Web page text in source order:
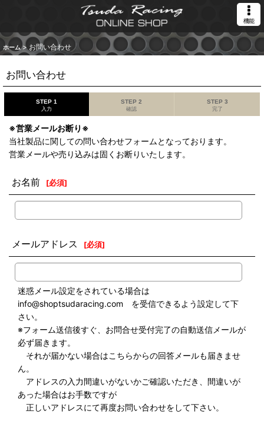
機能
ホーム > お問い合わせ
お問い合わせ
STEP 1
入力
STEP 2
確認
STEP 3
完了
※営業メールお断り※
当社製品に関しての問い合わせフォームとなっております。
営業メールや売り込みは固くお断りいたします。
お名前 [必須]
メールアドレス [必須]
迷惑メール設定をされている場合は
info@shoptsudaracing.com を受信できるよう設定して下
さい。
※フォーム送信後すぐ、お問合せ受付完了の自動送信メールが
必ず届きます。
それが届かない場合はこちらからの回答メールも届きませ
ん。
アドレスの入力間違いがないかご確認いただき、間違いが
あった場合はお手数ですが
正しいアドレスにて再度お問い合わせをして下さい。